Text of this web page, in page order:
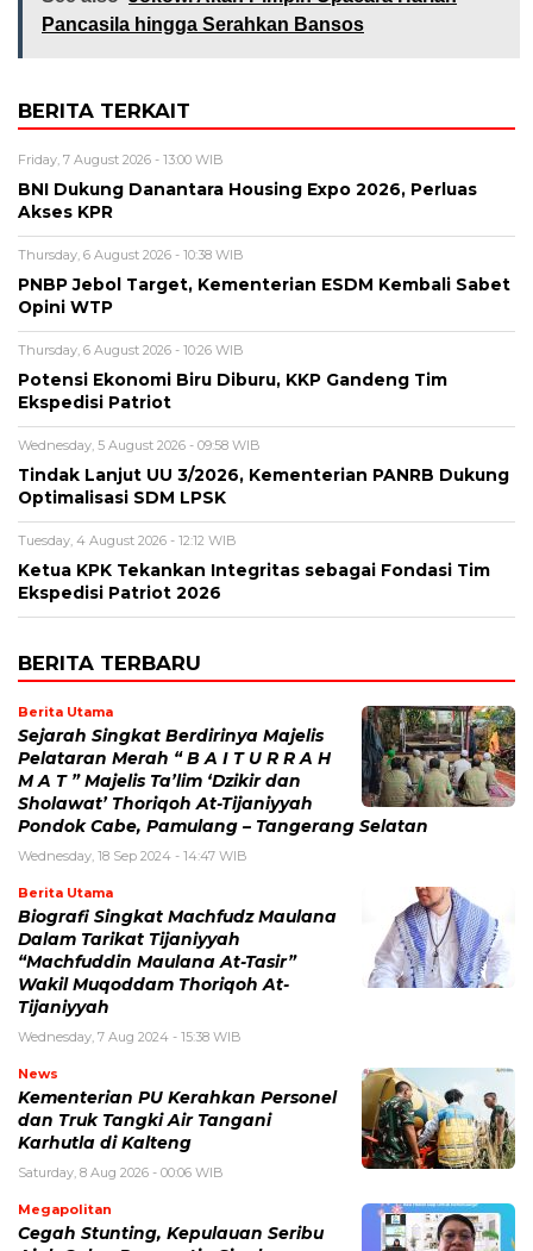
Pancasila hingga Serahkan Bansos
BERITA TERKAIT
Friday, 7 August 2026 - 13:00 WIB
BNI Dukung Danantara Housing Expo 2026, Perluas
Akses KPR
Thursday, 6 August 2026 - 10:38 WIB
PNBP Jebol Target, Kementerian ESDM Kembali Sabet
Opini WTP
Thursday, 6 August 2026 - 10:26 WIB
Potensi Ekonomi Biru Diburu, KKP Gandeng Tim
Ekspedisi Patriot
Wednesday, 5 August 2026 - 09:58 WIB
Tindak Lanjut UU 3/2026, Kementerian PANRB Dukung
Optimalisasi SDM LPSK
Tuesday, 4 August 2026 - 12:12 WIB
Ketua KPK Tekankan Integritas sebagai Fondasi Tim
Ekspedisi Patriot 2026
BERITA TERBARU
Berita Utama
Sejarah Singkat Berdirinya Majelis
Pelataran Merah “ B A I T U R R A H
M A T ” Majelis Ta’lim ‘Dzikir dan
Sholawat’ Thoriqoh At-Tijaniyyah
Pondok Cabe, Pamulang – Tangerang Selatan
Wednesday, 18 Sep 2024 - 14:47 WIB
Berita Utama
Biografi Singkat Machfudz Maulana
Dalam Tarikat Tijaniyyah
“Machfuddin Maulana At-Tasir”
Wakil Muqoddam Thoriqoh At-
Tijaniyyah
Wednesday, 7 Aug 2024 - 15:38 WIB
News
Kementerian PU Kerahkan Personel
dan Truk Tangki Air Tangani
Karhutla di Kalteng
Saturday, 8 Aug 2026 - 00:06 WIB
Megapolitan
Cegah Stunting, Kepulauan Seribu